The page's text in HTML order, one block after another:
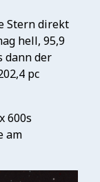
Stern direkt
hell, 95,9
dann der
pc
600s
am